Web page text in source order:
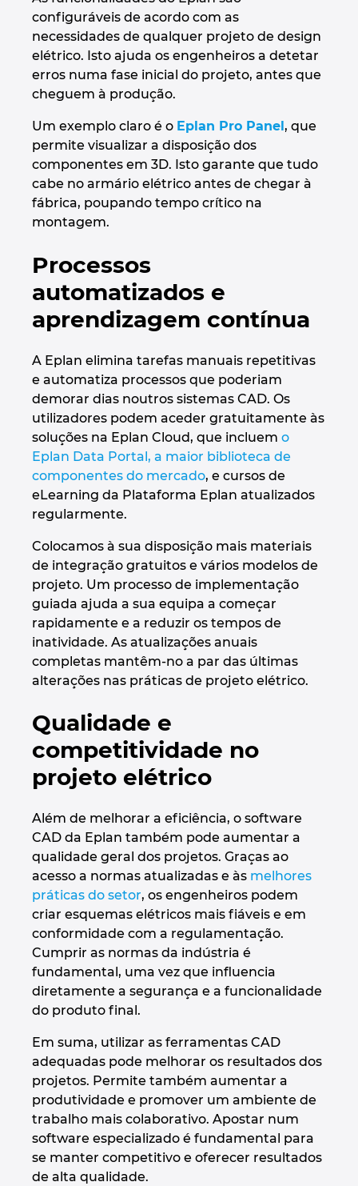
configuráveis de acordo com as
necessidades de qualquer projeto de design
elétrico. Isto ajuda os engenheiros a detetar
erros numa fase inicial do projeto, antes que
cheguem à produção.
Um exemplo claro é o Eplan Pro Panel , que
permite visualizar a disposição dos
componentes em 3D. Isto garante que tudo
cabe no armário elétrico antes de chegar à
fábrica, poupando tempo crítico na
montagem.
Processos
automatizados e
aprendizagem contínua
A Eplan elimina tarefas manuais repetitivas
e automatiza processos que poderiam
demorar dias noutros sistemas CAD. Os
utilizadores podem aceder gratuitamente às
soluções na Eplan Cloud, que incluem o
Eplan Data Portal, a maior biblioteca de
componentes do mercado, e cursos de
eLearning da Plataforma Eplan atualizados
regularmente.
Colocamos à sua disposição mais materiais
de integração gratuitos e vários modelos de
projeto. Um processo de implementação
guiada ajuda a sua equipa a começar
rapidamente e a reduzir os tempos de
inatividade. As atualizações anuais
completas mantêm-no a par das últimas
alterações nas práticas de projeto elétrico.
Qualidade e
competitividade no
projeto elétrico
Além de melhorar a eficiência, o software
CAD da Eplan também pode aumentar a
qualidade geral dos projetos. Graças ao
acesso a normas atualizadas e às melhores
práticas do setor, os engenheiros podem
criar esquemas elétricos mais fiáveis e em
conformidade com a regulamentação.
Cumprir as normas da indústria é
fundamental, uma vez que influencia
diretamente a segurança e a funcionalidade
do produto final.
Em suma, utilizar as ferramentas CAD
adequadas pode melhorar os resultados dos
projetos. Permite também aumentar a
produtividade e promover um ambiente de
trabalho mais colaborativo. Apostar num
software especializado é fundamental para
se manter competitivo e oferecer resultados
de alta qualidade.